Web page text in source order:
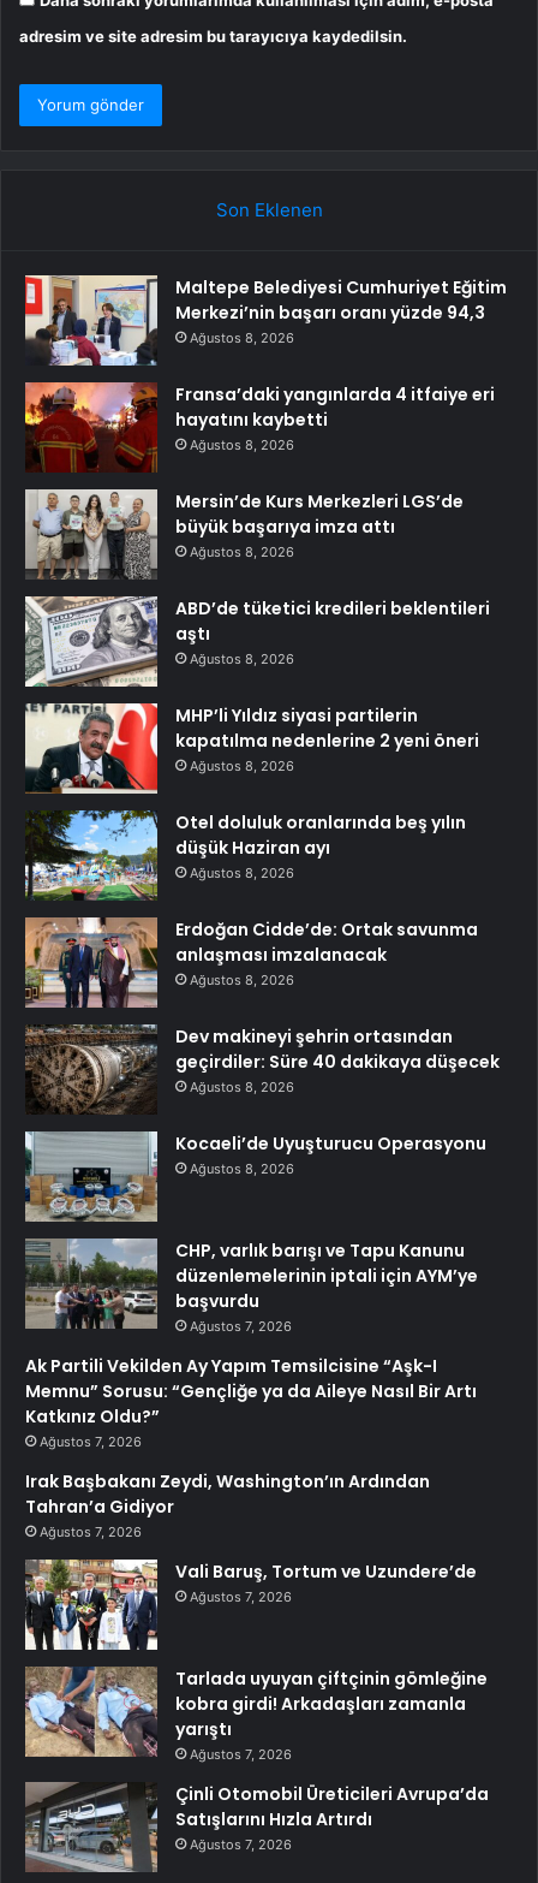
adresim ve site adresim bu tarayıcıya kaydedilsin.
Son Eklenen
Maltepe Belediyesi Cumhuriyet Eğitim
Merkezi’nin başarı oranı yüzde 94,3
Ağustos 8, 2026
Fransa’daki yangınlarda 4 itfaiye eri
hayatını kaybetti
Ağustos 8, 2026
Mersin’de Kurs Merkezleri LGS’de
büyük başarıya imza attı
Ağustos 8, 2026
ABD’de tüketici kredileri beklentileri
aştı
Ağustos 8, 2026
MHP’li Yıldız siyasi partilerin
kapatılma nedenlerine 2 yeni öneri
Ağustos 8, 2026
Otel doluluk oranlarında beş yılın
düşük Haziran ayı
Ağustos 8, 2026
Erdoğan Cidde’de: Ortak savunma
anlaşması imzalanacak
Ağustos 8, 2026
Dev makineyi şehrin ortasından
geçirdiler: Süre 40 dakikaya düşecek
Ağustos 8, 2026
Kocaeli’de Uyuşturucu Operasyonu
Ağustos 8, 2026
CHP, varlık barışı ve Tapu Kanunu
düzenlemelerinin iptali için AYM’ye
başvurdu
Ağustos 7, 2026
Ak Partili Vekilden Ay Yapım Temsilcisine “Aşk-I
Memnu” Sorusu: “Gençliğe ya da Aileye Nasıl Bir Artı
Katkınız Oldu?”
Ağustos 7, 2026
Irak Başbakanı Zeydi, Washington’ın Ardından
Tahran’a Gidiyor
Ağustos 7, 2026
Vali Baruş, Tortum ve Uzundere’de
Ağustos 7, 2026
Tarlada uyuyan çiftçinin gömleğine
kobra girdi! Arkadaşları zamanla
yarıştı
Ağustos 7, 2026
Çinli Otomobil Üreticileri Avrupa’da
Satışlarını Hızla Artırdı
Ağustos 7, 2026